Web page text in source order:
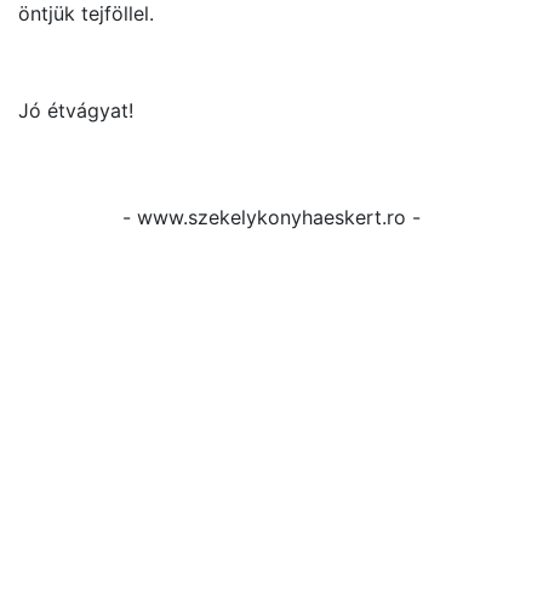
öntjük tejföllel.
Jó étvágyat!
- www.szekelykonyhaeskert.ro -